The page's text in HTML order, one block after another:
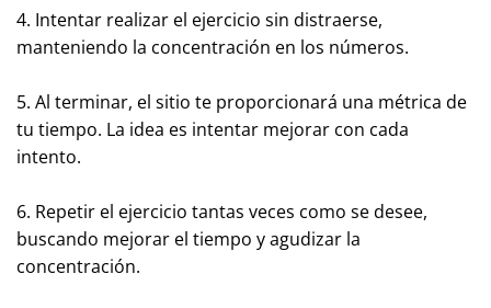
4. Intentar realizar el ejercicio sin distraerse,
manteniendo la concentración en los números.
5. Al terminar, el sitio te proporcionará una métrica de
tu tiempo. La idea es intentar mejorar con cada
intento.
6. Repetir el ejercicio tantas veces como se desee,
buscando mejorar el tiempo y agudizar la
concentración.